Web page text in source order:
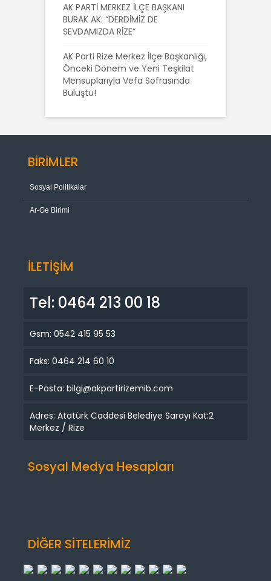
AK PARTİ MERKEZ İLÇE BAŞKANI
BURAK AK: “DERDİMİZ DE
SEVDAMIZDA RİZE”
AK Parti Rize Merkez İlçe Başkanlığı,
Önceki Dönem ve Yeni Teşkilat
Mensuplarıyla Vefa Sofrasında
Buluştu!
BİRİMLER
Sosyal Politikalar
Ar-Ge Birimi
İLETİŞİM
Tel: 0464 213 00 18
Gsm: 0542 415 95 53
Faks: 0464 214 60 10
E-Posta: bilgi@akpartirizemib.com
Adres: Atatürk Caddesi Belediye Sarayı Kat:2
Merkez / Rize
Sosyal Medya Hesapları
DİĞER SİTELERİMİZ